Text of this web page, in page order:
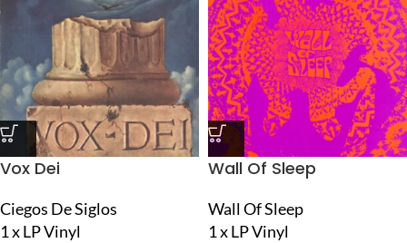
Vox Dei
Ciegos De Siglos
1 x LP Vinyl
Wall Of Sleep
Wall Of Sleep
1 x LP Vinyl